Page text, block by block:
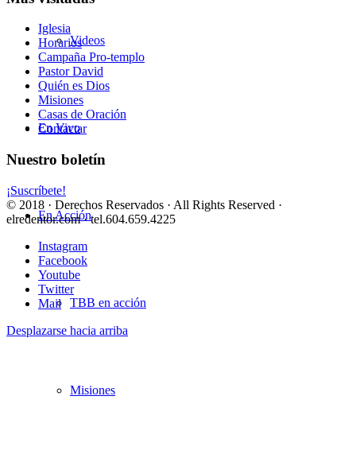
Videos
En Vivo
En Acción
TBB en acción
Misiones
Iglesia
Horarios
Campaña Pro-templo
Pastor David
Quién es Dios
Misiones
Casas de Oración
Contactar
Nuestro boletín
¡Suscríbete!
© 2018 · Derechos Reservados · All Rights Reserved ·
elredentor.com · tel.604.659.4225
Instagram
Facebook
Youtube
Twitter
Mail
Desplazarse hacia arriba